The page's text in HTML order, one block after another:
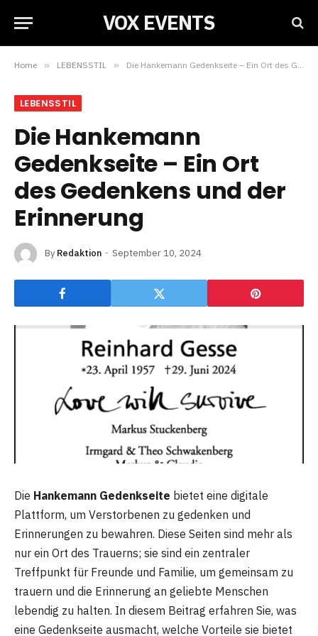
VOX EVENTS
Home » LEBENSSTIL » Die Hankemann Gedenkseite – Ein Ort des Gedenkens und der Erinnerung
LEBENSSTIL
Die Hankemann
Gedenkseite – Ein Ort
des Gedenkens und der
Erinnerung
By Redaktion September 10, 2024
Die Hankemann Gedenkseite bietet eine digitale
Plattform, um Verstorbenen zu gedenken und
Erinnerungen zu bewahren. Diese Seiten sind mehr als
nur ein Ort des Trauerns; sie sind ein zentraler
Treffpunkt für Freunde und Familie, um gemeinsam zu
trauern und die Erinnerung an geliebte Menschen
lebendig zu halten. In diesem Beitrag erfahren Sie, was
eine Gedenkseite ausmacht, welche Vorteile sie bietet